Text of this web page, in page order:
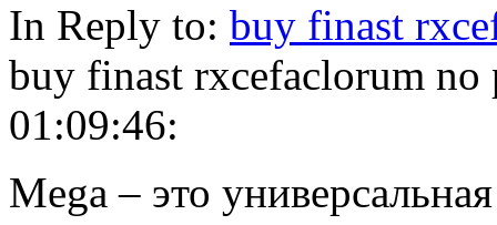
In Reply to: buy finast
buy finast rxcefaclorum
01:09:46:
Mega – это